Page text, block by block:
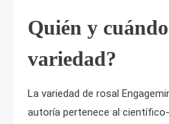
Quién y
variedad?
La variedad de rosal
autoría pertenece al